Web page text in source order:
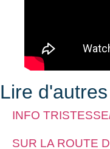
Lire
INFO
SUR LA ROUTE